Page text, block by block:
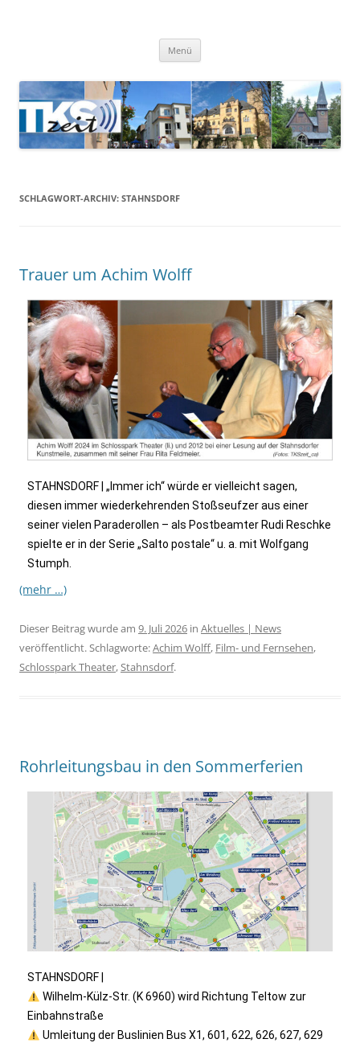
Menü
SCHLAGWORT-ARCHIV: STAHNSDORF
Trauer um Achim Wolff
STAHNSDORF | „Immer ich“ würde er vielleicht sagen,
diesen immer wiederkehrenden Stoßseufzer aus einer
seiner vielen Paraderollen – als Postbeamter Rudi Reschke
spielte er in der Serie „Salto postale“ u. a. mit Wolfgang
Stumph.
(mehr …)
Dieser Beitrag wurde am 9. Juli 2026 in Aktuelles | News
veröffentlicht. Schlagworte:Achim Wolff, Film- und Fernsehen,
Schlosspark Theater,Stahnsdorf.
Rohrleitungsbau in den Sommerferien
STAHNSDORF |
Wilhelm-Külz-Str. (K 6960) wird Richtung Teltow zur
Einbahnstraße
Umleitung der Buslinien Bus X1, 601, 622, 626, 627, 629